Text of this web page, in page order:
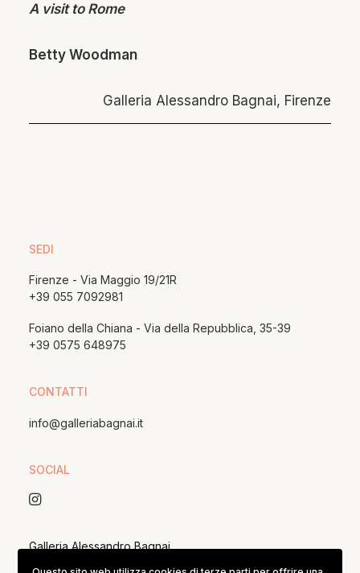
A visit to Rome
Betty Woodman
Galleria Alessandro Bagnai, Firenze
SEDI
Firenze - Via Maggio 19/21R
+39 055 7092981
Foiano della Chiana - Via della Repubblica, 35-39
+39 0575 648975
CONTATTI
info@galleriabagnai.it
SOCIAL
Galleria Alessandro Bagnai